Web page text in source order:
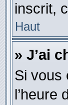
inscrit,
Haut
» J’ai
Si vous
l’heure